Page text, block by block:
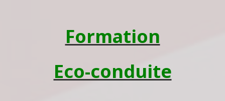
Formation
Eco-conduite